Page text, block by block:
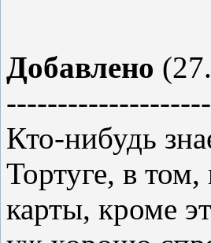
Добавлено
Кто-нибудь
Тортуге, в
карты, кроме